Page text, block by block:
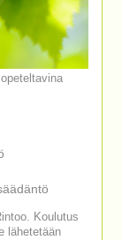
Koulutus
lähetetään